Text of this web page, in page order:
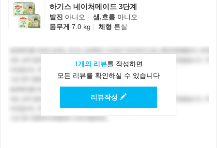
하기스 네이처메이드 3단계
발진 아니오 | 샘,흐름 아니오
몸무게 7.0 kg | 체형 튼실
1개의 리뷰를 작성하면
모든 리뷰를 확인하실 수 있습니다
리뷰작성